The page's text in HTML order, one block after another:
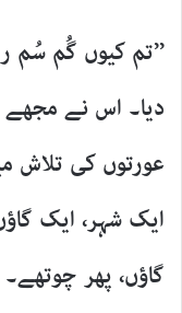
’’تم کیوں گُم سُم
دیا۔ اس نے مجھے
عورتوں کی تلاش
ایک شہر، ایک
گاؤں، پھر